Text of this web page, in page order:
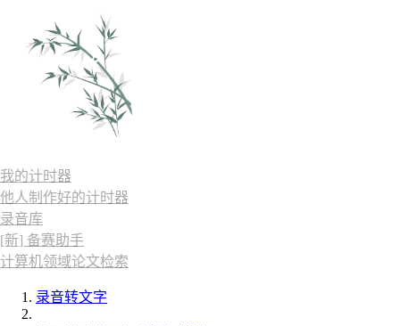
我的计时器
他人制作好的计时器
录音库
[新] 备赛助手
计算机领域论文检索
录音转文字